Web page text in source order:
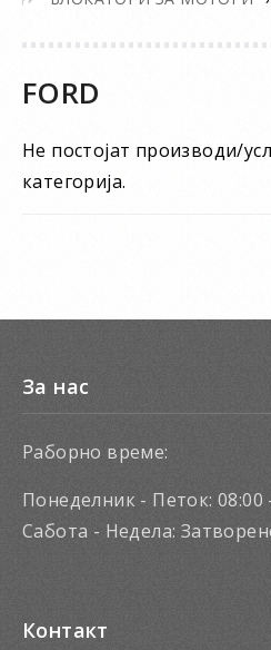
FORD
Не постојат производи/
категорија.
За нас
Раборно време:
Понеделник - Петок: 08:00
Сабота - Недела:
Контакт